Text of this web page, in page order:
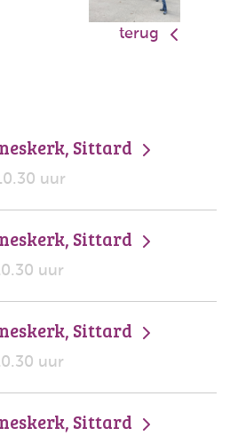
terug
Sittard
uur
Sittard
uur
Sittard
uur
Sittard